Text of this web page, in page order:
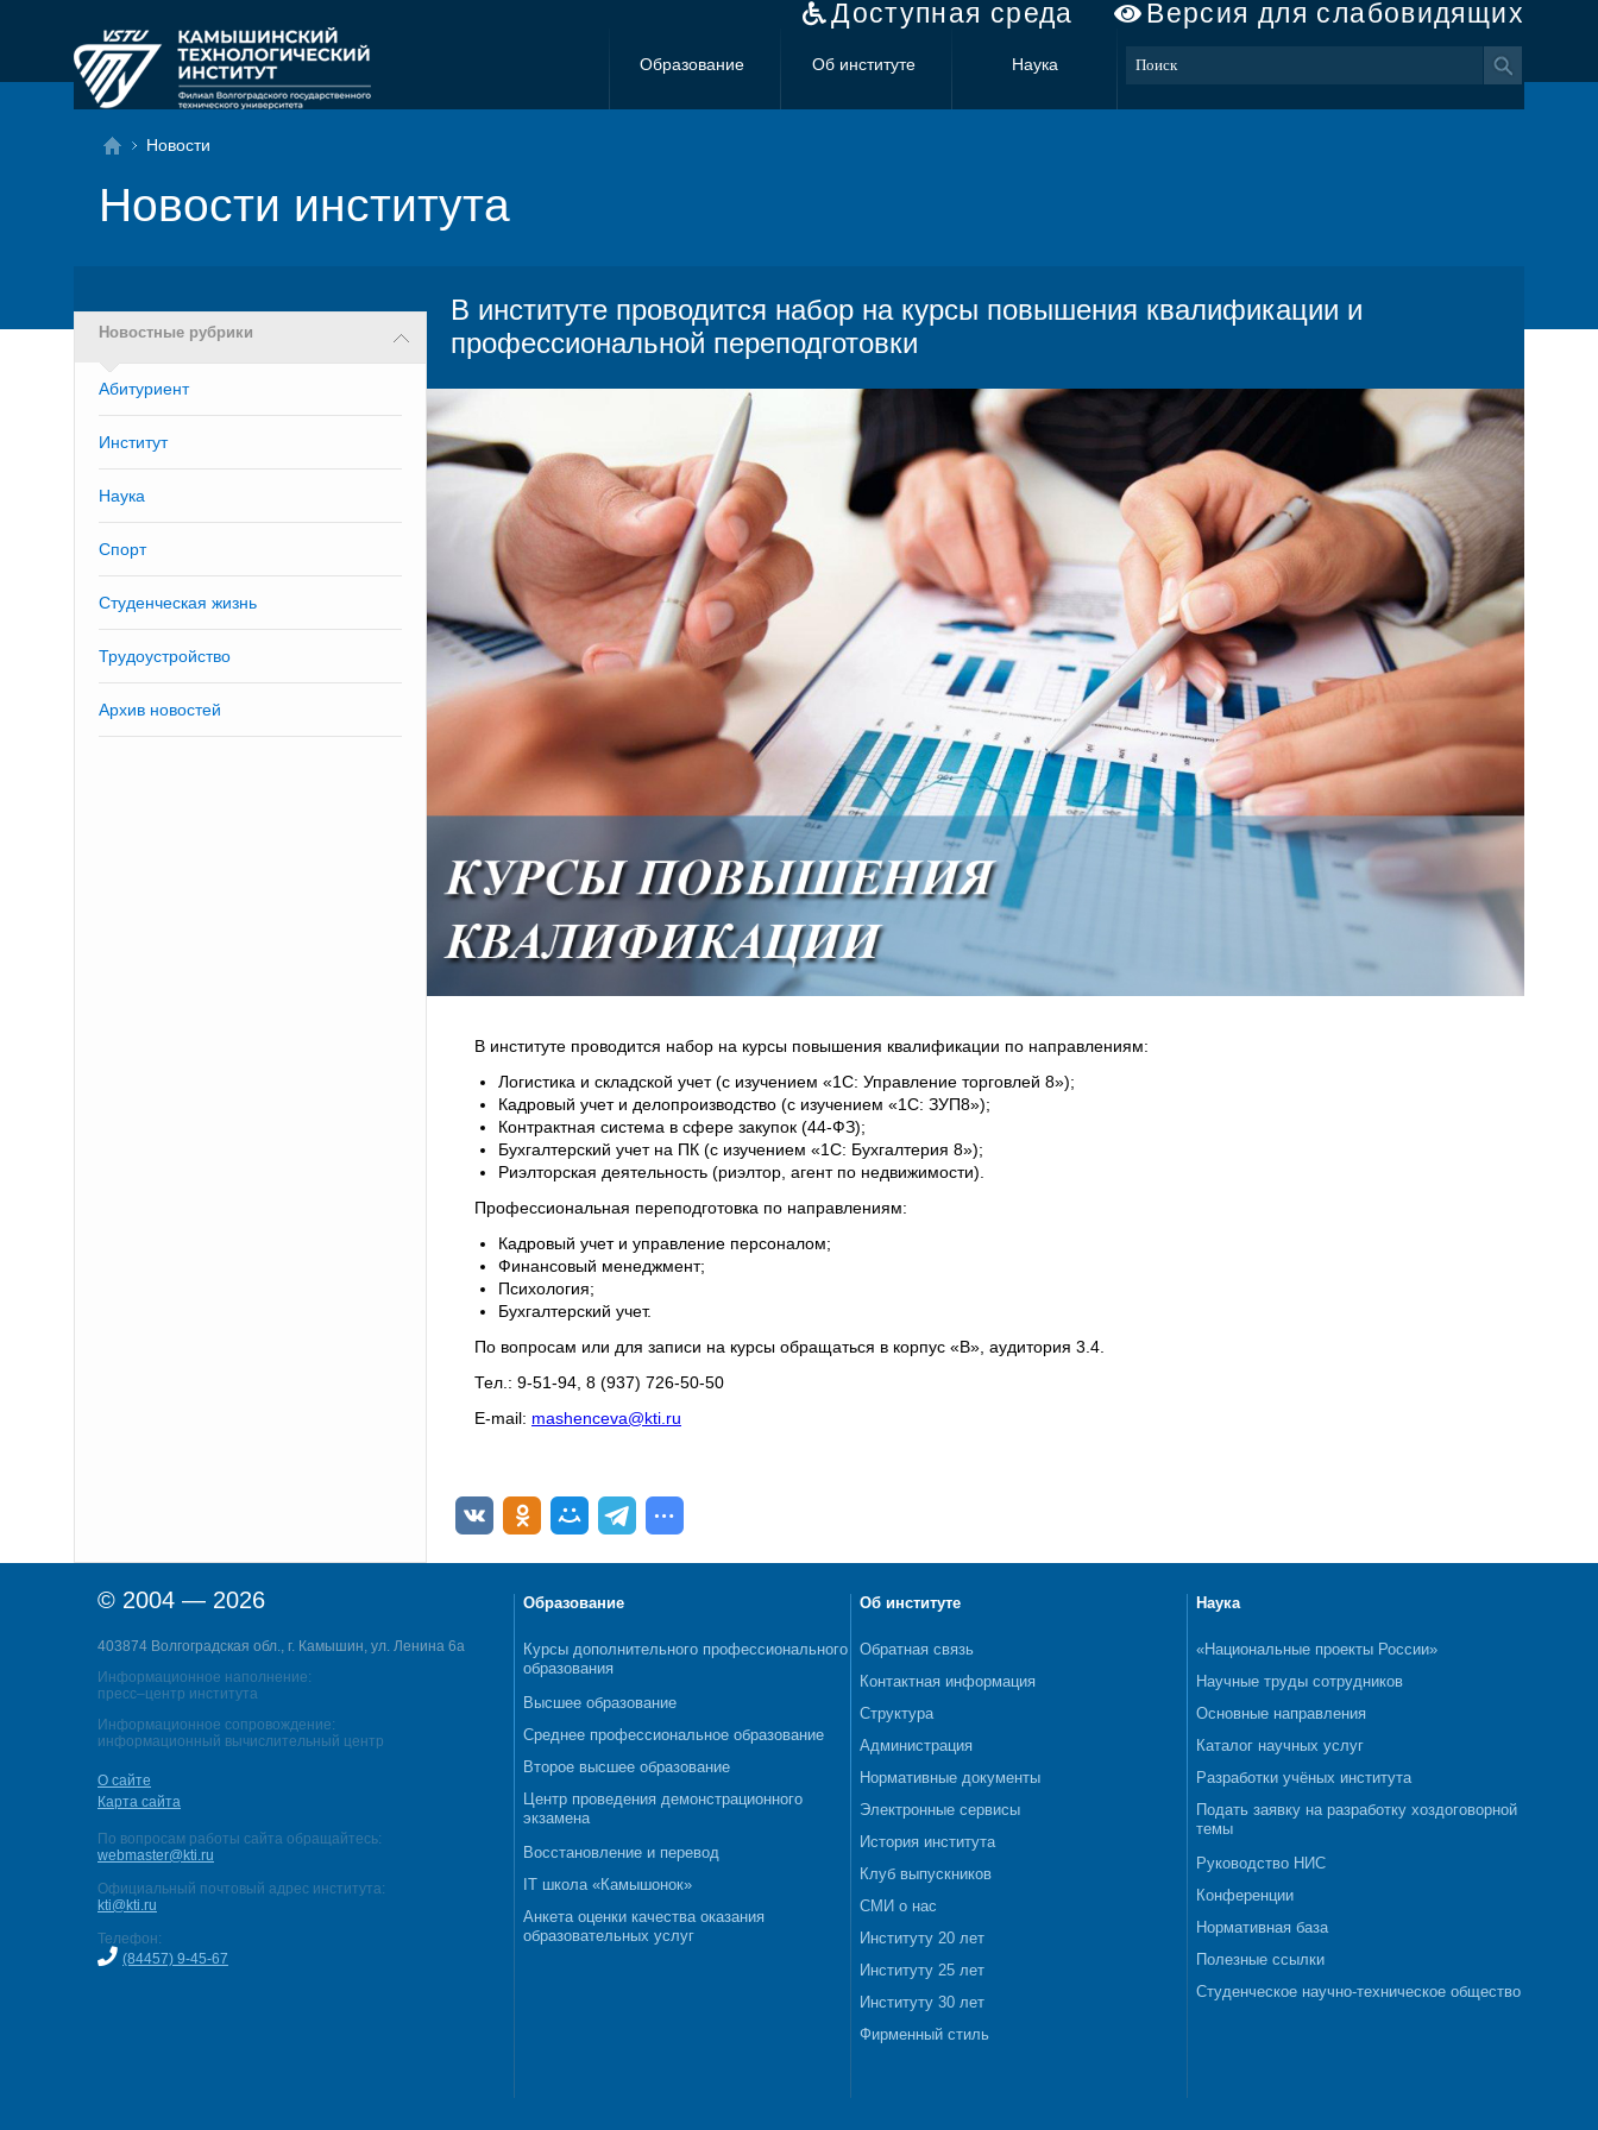
Доступная среда Версия для слабовидящих
Образование Об институте Наука
Новости
Новости института
Новостные рубрики
Абитуриент
Институт
Наука
Спорт
Студенческая жизнь
Трудоустройство
Архив новостей
В институте проводится набор на курсы повышения квалификации и
профессиональной переподготовки
В институте проводится набор на курсы повышения квалификации по направлениям:
Логистика и складской учет (с изучением «1С: Управление торговлей 8»);
Кадровый учет и делопроизводство (с изучением «1С: ЗУП8»);
Контрактная система в сфере закупок (44-ФЗ);
Бухгалтерский учет на ПК (с изучением «1С: Бухгалтерия 8»);
Риэлторская деятельность (риэлтор, агент по недвижимости).
Профессиональная переподготовка по направлениям:
Кадровый учет и управление персоналом;
Финансовый менеджмент;
Психология;
Бухгалтерский учет.
По вопросам или для записи на курсы обращаться в корпус «В», аудитория 3.4.
Тел.: 9-51-94, 8 (937) 726-50-50
E-mail: mashenceva@kti.ru
© 2004 — 2026
403874 Волгоградская обл., г. Камышин, ул. Ленина 6а
Информационное наполнение:
пресс–центр института
Информационное сопровождение:
информационный вычислительный центр
О сайте
Карта сайта
По вопросам работы сайта обращайтесь:
webmaster@kti.ru
Официальный почтовый адрес института:
kti@kti.ru
Телефон:
(84457) 9-45-67
Образование
Курсы дополнительного профессионального
образования
Высшее образование
Среднее профессиональное образование
Второе высшее образование
Центр проведения демонстрационного
экзамена
Восстановление и перевод
IT школа «Камышонок»
Анкета оценки качества оказания
образовательных услуг
Об институте
Обратная связь
Контактная информация
Структура
Администрация
Нормативные документы
Электронные сервисы
История института
Клуб выпускников
СМИ о нас
Институту 20 лет
Институту 25 лет
Институту 30 лет
Фирменный стиль
Наука
«Национальные проекты России»
Научные труды сотрудников
Основные направления
Каталог научных услуг
Разработки учёных института
Подать заявку на разработку хоздоговорной
темы
Руководство НИС
Конференции
Нормативная база
Полезные ссылки
Студенческое научно-техническое общество